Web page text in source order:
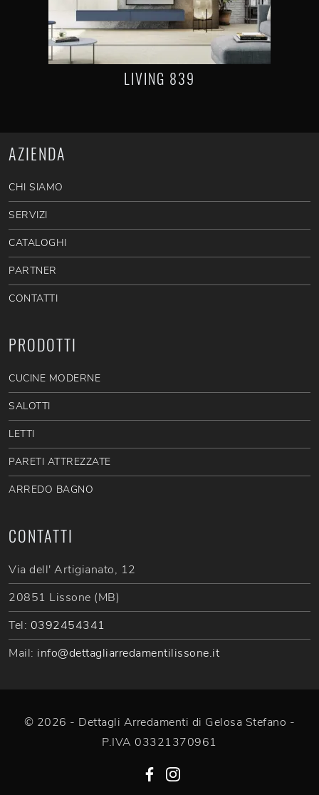
LIVING 839
AZIENDA
CHI SIAMO
SERVIZI
CATALOGHI
PARTNER
CONTATTI
PRODOTTI
CUCINE MODERNE
SALOTTI
LETTI
PARETI ATTREZZATE
ARREDO BAGNO
CONTATTI
Via dell' Artigianato, 12
20851 Lissone (MB)
Tel: 0392454341
Mail: info@dettagliarredamentilissone.it
© 2026 - Dettagli Arredamenti di Gelosa Stefano -
P.IVA 03321370961